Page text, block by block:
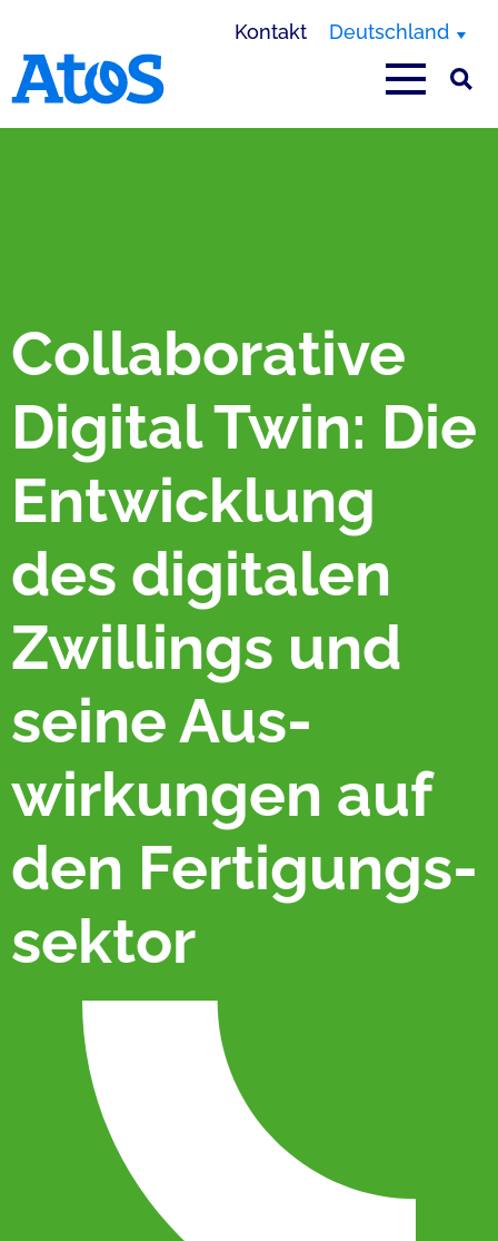
Kontakt Deutschland
Collaborative
Digital Twin: Die
Ent­wicklung
des digitalen
Zwillings und
seine Aus­
wirkungen auf
den Fertigungs­
sektor